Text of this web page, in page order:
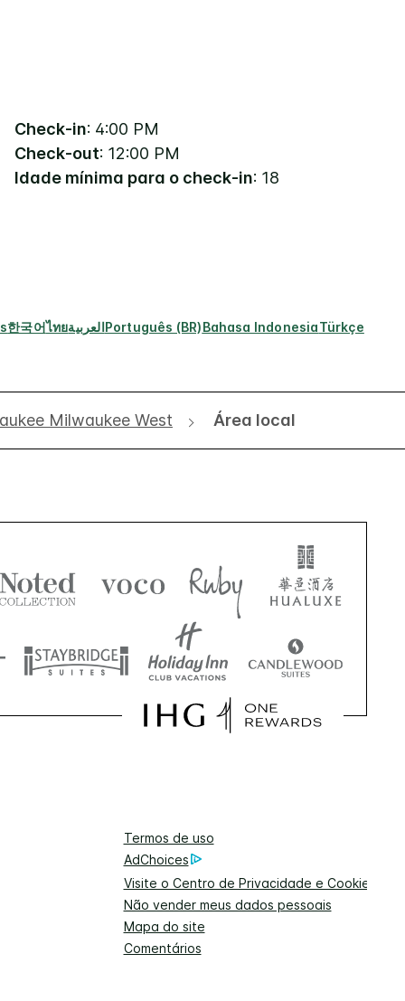
Check-in: 4:00 PM
Check-out: 12:00 PM
Idade mínima para o check-in: 18
한국어ไทยالعربيةPortuguês (BR)Bahasa IndonesiaTürkçe
Milwaukee West Área local
Termos de uso
AdChoices
Visite o Centro de Privacidade e Cookies
Não vender meus dados pessoais
Mapa do site
Comentários